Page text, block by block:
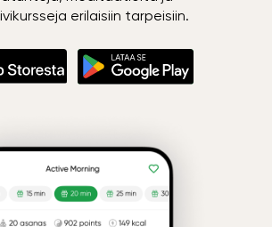
erilaisiin tarpeisiin.